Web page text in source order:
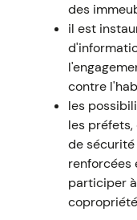
des
il est
contre
les
les
de
renforcées
participer